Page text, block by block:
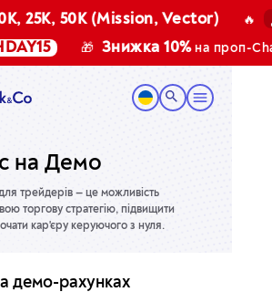
25K, 50K (Mission, Vector)
Знижка 10%на проп-
на Демо
трейдерів — це можливість
торгову стратегію, підвищити
кар'єру керуючого з нуля.
демо-рахунках